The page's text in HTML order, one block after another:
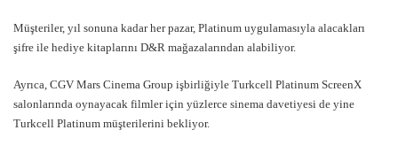
Müşteriler, yıl sonuna kadar her pazar, Platinum uygulamasıyla alacakları
şifre ile hediye kitaplarını D&R mağazalarından alabiliyor.
Ayrıca, CGV Mars Cinema Group işbirliğiyle Turkcell Platinum ScreenX
salonlarında oynayacak filmler için yüzlerce sinema davetiyesi de yine
Turkcell Platinum müşterilerini bekliyor.